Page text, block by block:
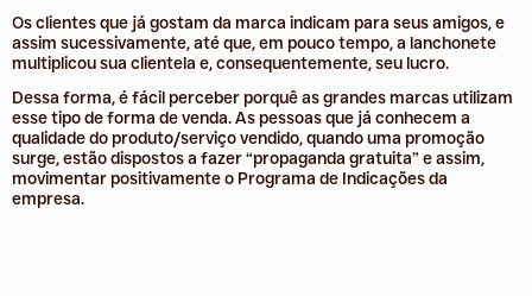
Os clientes que já gostam da marca indicam para seus amigos, e
assim sucessivamente, até que, em pouco tempo, a lanchonete
multiplicou sua clientela e, consequentemente, seu lucro.
Dessa forma, é fácil perceber porquê as grandes marcas utilizam
esse tipo de forma de venda. As pessoas que já conhecem a
qualidade do produto/serviço vendido, quando uma promoção
surge, estão dispostos a fazer “propaganda gratuita” e assim,
movimentar positivamente o Programa de Indicações da
empresa.